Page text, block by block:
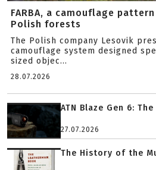
FARBA, a camouflage
Polish forests
The Polish company Lesovik
camouflage system designed
sized objec...
28.07.2026
ATN Blaze Gen 6:
27.07.2026
The History of the